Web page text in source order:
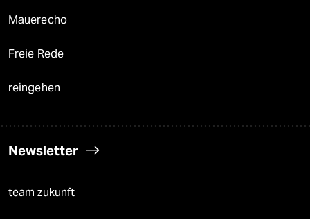
Mauerecho
Freie Rede
reingehen
Newsletter
team zukunft